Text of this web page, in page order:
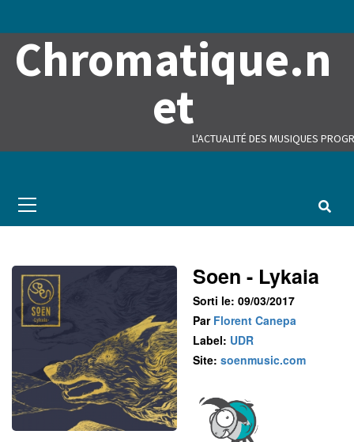
Chromatique.n
et
L'ACTUALITÉ DES MUSIQUES
Menu
Soen - Lykaia
Sorti le: 09/03/2017
Par Florent Canepa
Label: UDR
Site: soenmusic.com